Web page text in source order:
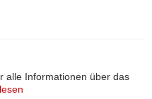
alle Informationen über das